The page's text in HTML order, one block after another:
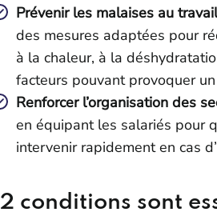
Prévenir les malaises au
des mesures adaptées pour
à la chaleur, à la
facteurs pouvant provoquer
Renforcer l’organisation des
en équipant les salariés pour
intervenir rapidement en cas
2 conditions sont